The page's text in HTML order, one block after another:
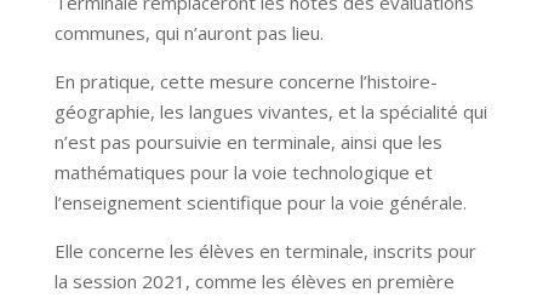
communes, qui n’auront pas lieu.
En pratique, cette mesure concerne l’histoire-
géographie, les langues vivantes, et la spécialité qui
n’est pas poursuivie en terminale, ainsi que les
mathématiques pour la voie technologique et
l’enseignement scientifique pour la voie générale.
Elle concerne les élèves en terminale, inscrits pour
la session 2021, comme les élèves en première